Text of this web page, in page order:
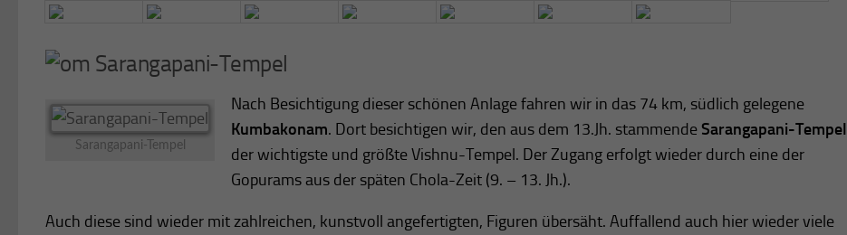
Sarangapani-Tempel
Sarangapani-Tempel
Nach Besichtigung dieser schönen Anlage fahren wir in das 74 km, südlich gelegene
Kumbakonam. Dort besichtigen wir, den aus dem 13.Jh. stammende Sarangapani-Tempel
der wichtigste und größte Vishnu-Tempel. Der Zugang erfolgt wieder durch eine der
Gopurams aus der späten Chola-Zeit (9. – 13. Jh.).
Auch diese sind wieder mit zahlreichen, kunstvoll angefertigten, Figuren übersäht. Auffallend auch hier wieder viele